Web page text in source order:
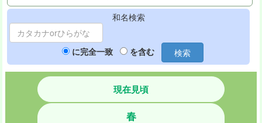
和名検索
に完全一致 を含む 検索
現在見頃
春